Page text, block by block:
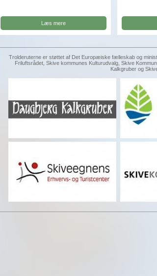
Læs mere
Trolderuterne er støttet af Det Europæiske fælleskab og
Friluftsrådet, Skive kommunes Kulturudvalg, Skive
Kalkgruber og